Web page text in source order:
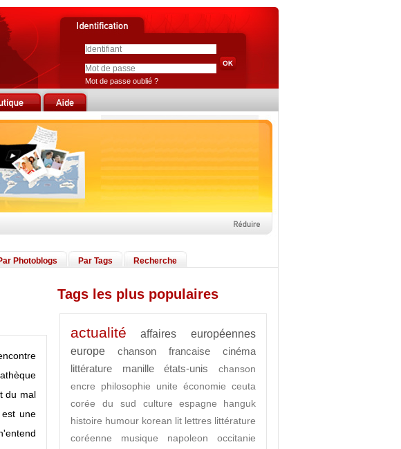
Mot de passe oublié ?
Photoblogs Par Tags Recherche
du mal
est une
Tags les plus populaires
actualité
affaires européennes
europe
chanson francaise
cinéma
littérature
manille états-unis
chanson
encre
philosophie unite économie ceuta
corée du sud
culture espagne
hanguk
histoire humour korean lit lettres littérature
coréenne
musique napoleon
occitanie